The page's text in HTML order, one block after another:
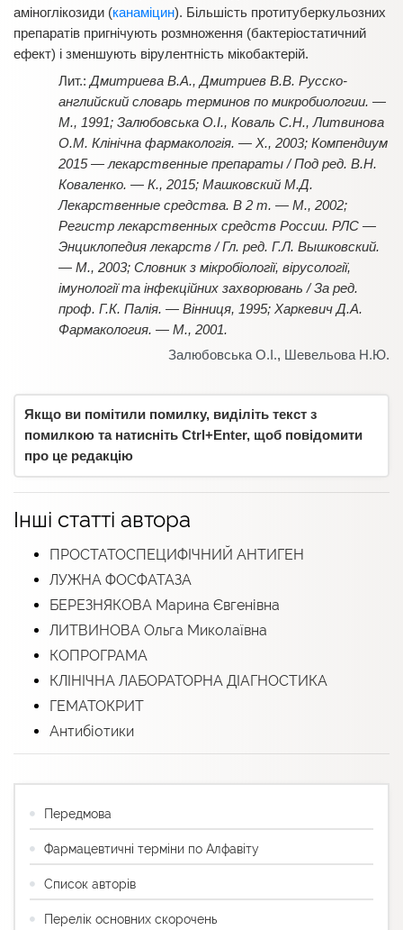
аміноглікозиди (канаміцин). Більшість протитуберкульозних
препаратів пригнічують розмноження (бактеріостатичний
ефект) і зменшують вірулентність мікобактерій.
Дмитриева В.А., Дмитриев В.В. Русско-
английский словарь терминов по микробиологии. —
М., 1991; Залюбовська О.I., Коваль С.Н., Литвинова
О.М. Клiнiчна фармакологiя. — Х., 2003; Компендиум
2015 — лекарственные препараты / Под ред. В.Н.
Коваленко. — К., 2015; Машковский М.Д.
Лекарственные средства. В 2 т. — М., 2002;
Регистр лекарственных средств России. РЛС —
Энциклопедия лекарств / Гл. ред. Г.Л. Вышковский.
— М., 2003; Словник з мікробіології, вірусології,
імунології та інфекційних захворювань / За ред.
проф. Г.К. Палія. — Вінниця, 1995; Харкевич Д.А.
Фармакология. — М., 2001.
Залюбовська О.І., Шевельова Н.Ю.
Якщо ви помітили помилку, виділіть текст з
помилкою та натисніть Ctrl+Enter, щоб повідомити
про це редакцію
Інші статті автора
ПРОСТАТОСПЕЦИФІЧНИЙ АНТИГЕН
ЛУЖНА ФОСФАТАЗА
БЕРЕЗНЯКОВА Марина Євгенівна
ЛИТВИНОВА Ольга Миколаївна
КОПРОГРАМА
КЛІНІЧНА ЛАБОРАТОРНА ДІАГНОСТИКА
ГЕМАТОКРИТ
Антибіотики
Передмова
Фармацевтичні терміни по Алфавіту
Список авторів
Перелік основних скорочень